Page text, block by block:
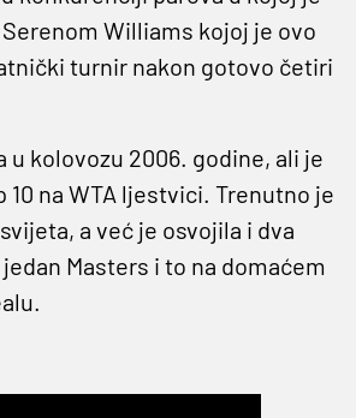
Williams kojoj je ovo
turnir nakon gotovo četiri
u kolovozu 2006. godine, ali je
na WTA ljestvici. Trenutno je
a već je osvojila i dva
Masters i to na domaćem